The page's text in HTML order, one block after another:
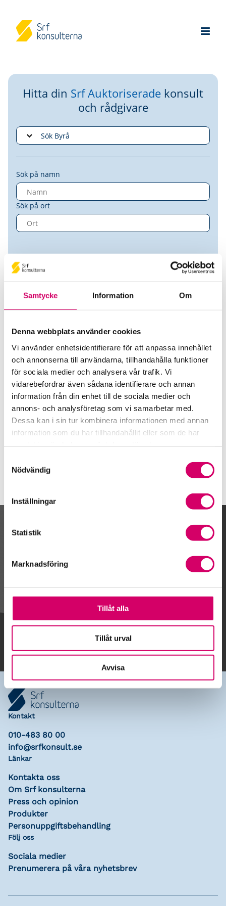
Samtycke Information Om
Denna webbplats använder cookies
Vi använder enhetsidentifierare för att anpassa innehållet
och annonserna till användarna, tillhandahålla funktioner
för sociala medier och analysera vår trafik. Vi
vidarebefordrar även sådana identifierare och annan
information från din enhet till de sociala medier och
annons- och analysföretag som vi samarbetar med.
Dessa kan i sin tur kombinera informationen med annan
information som du har tillhandahållit eller som de har
Nödvändig
Inställningar
Statistik
Marknadsföring
Tillåt alla
Tillåt urval
Avvisa
Hitta din Srf Auktoriserade konsult
och rådgivare
Sök på namn
Sök på ort
Daniela Dahlqvist
Auktoriserad Redovisningskonsult
DO Management AB
Särö
Kalendarium
Gå till kalendariet
Lägg till i kalender
Kontakt
010-483 80 00
info@srfkonsult.se
Länkar
Kontakta oss
Om Srf konsulterna
Press och opinion
Produkter
Personuppgiftsbehandling
Följ oss
Sociala medier
Prenumerera på våra nyhetsbrev